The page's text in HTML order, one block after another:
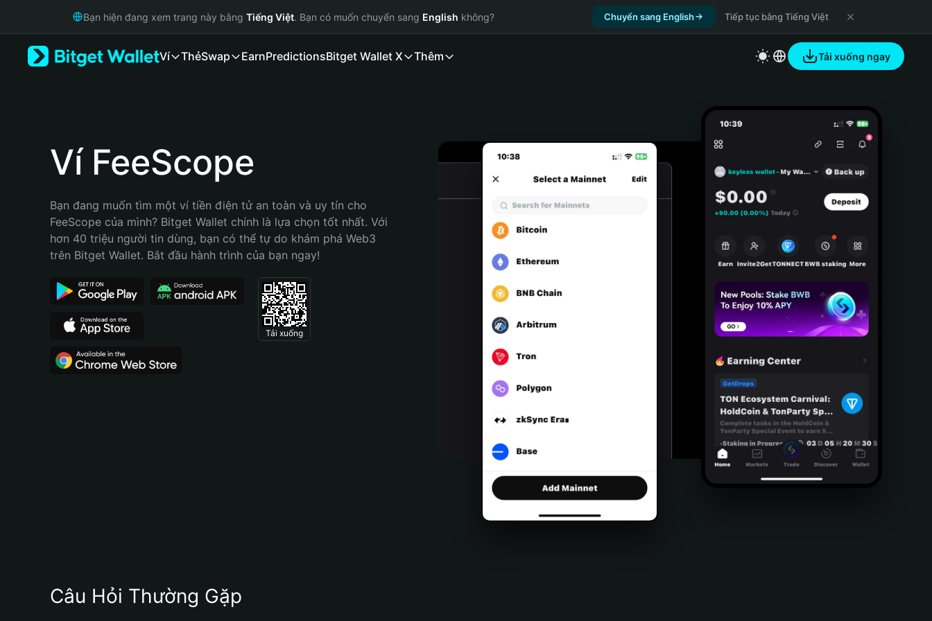
Русский
Bahasa Indonesia
Português (Brasil)
Bạn hiện đang xem trang này bằng Tiếng Việt. Bạn có muốn chuyển sang English không? Chuyển sang English Tiếp tục bằng Tiếng Việt
Ví ThẻSwap EarnPredictionsBitget Wallet X Thêm Tải xuống ngay
Ví FeeScope
Bạn đang muốn tìm một ví tiền điện tử an toàn và uy tín cho
FeeScope của mình? Bitget Wallet chính là lựa chọn tốt nhất. Với
hơn 40 triệu người tin dùng, bạn có thể tự do khám phá Web3
trên Bitget Wallet. Bắt đầu hành trình của bạn ngay!
Tải xuống
Câu Hỏi Thường Gặp